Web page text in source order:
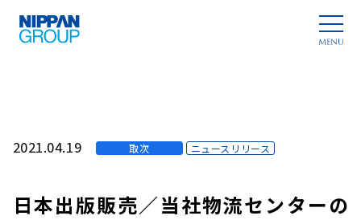
2021.04.19 取次 ニュースリリース
日本出版販売／当社物流センターの